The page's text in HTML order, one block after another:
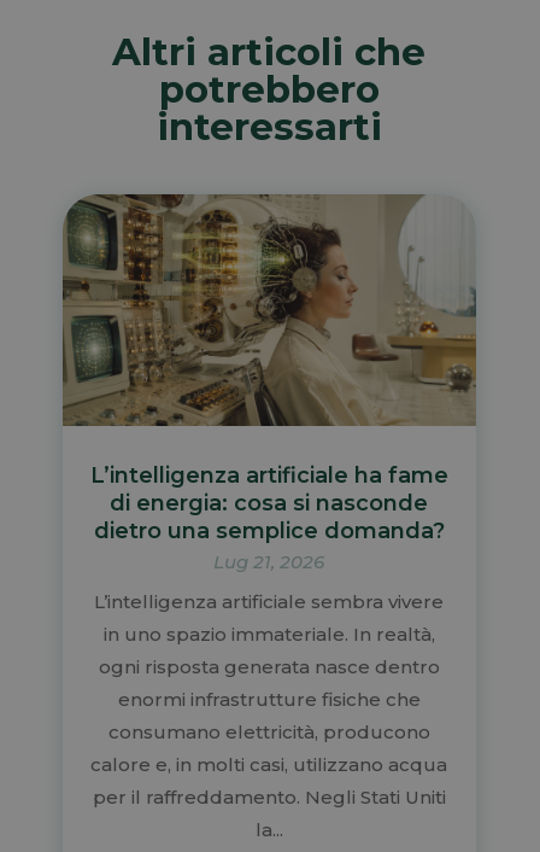
Altri articoli che
potrebbero
interessarti
L’intelligenza artificiale ha fame
di energia: cosa si nasconde
dietro una semplice domanda?
Lug 21, 2026
L’intelligenza artificiale sembra vivere
in uno spazio immateriale. In realtà,
ogni risposta generata nasce dentro
enormi infrastrutture fisiche che
consumano elettricità, producono
calore e, in molti casi, utilizzano acqua
per il raffreddamento. Negli Stati Uniti
la...